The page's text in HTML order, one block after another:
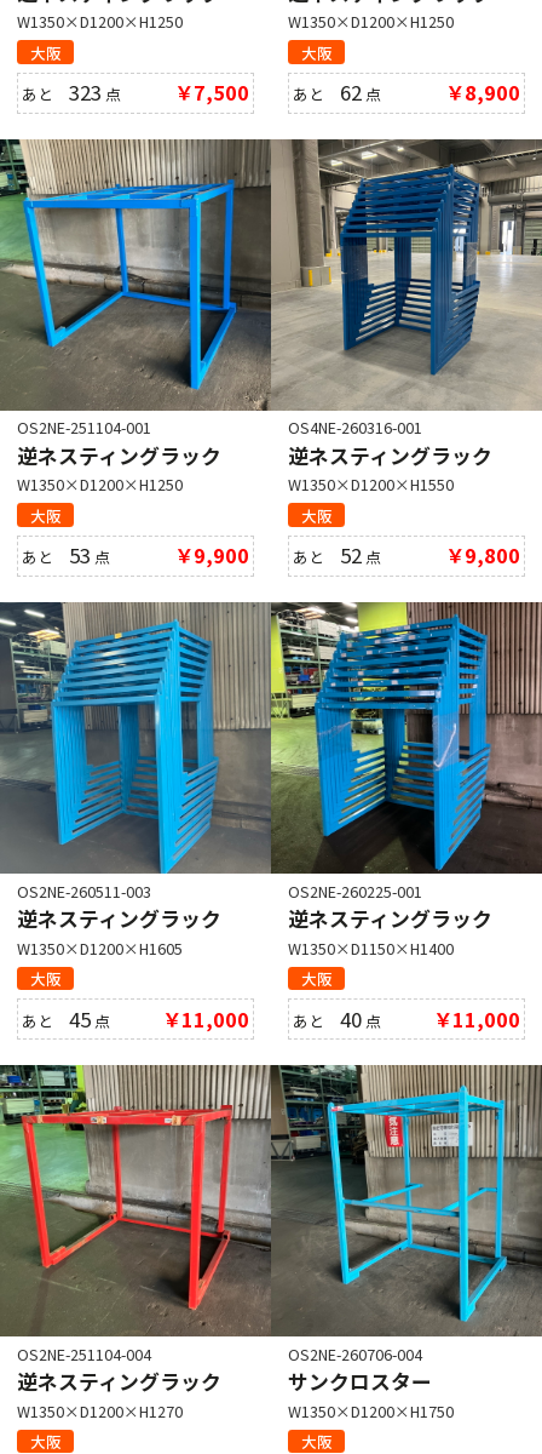
W1350×D1200×H1250
大阪
あと323 点 ￥7,500
W1350×D1200×H1250
大阪
あと 62 点 ￥8,900
OS2NE-251104-001
逆ネスティングラック
W1350×D1200×H1250
大阪
あと 53 点 ￥9,900
OS4NE-260316-001
逆ネスティングラック
W1350×D1200×H1550
大阪
あと 52 点 ￥9,800
OS2NE-260511-003
逆ネスティングラック
W1350×D1200×H1605
大阪
あと45 点 ￥11,000
OS2NE-260225-001
逆ネスティングラック
W1350×D1150×H1400
大阪
あと40 点 ￥11,000
OS2NE-251104-004
逆ネスティングラック
W1350×D1200×H1270
大阪
OS2NE-260706-004
サンクロスター
W1350×D1200×H1750
大阪